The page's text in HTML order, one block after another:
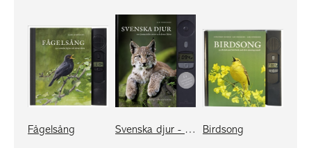
Fågelsång Svenska djur - kompakt Birdsong